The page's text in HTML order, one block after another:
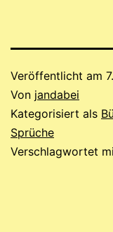
Veröffentlicht am
Von jandabei
Kategorisiert als
Sprüche
Verschlagwortet